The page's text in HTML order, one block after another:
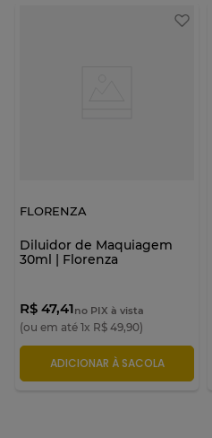
FLORENZA
Diluidor de Maquiagem
30ml | Florenza
R$ 47,41no PIX à vista
(ou em até 1x R$ 49,90)
ADICIONAR À SACOLA